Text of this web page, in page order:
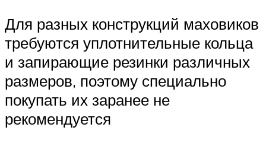
Для разных конструкций маховиков
требуются уплотнительные кольца
и запирающие резинки различных
размеров, поэтому специально
покупать их заранее не
рекомендуется